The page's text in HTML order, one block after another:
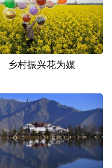
上海 江苏
福建 江西
湖北 湖南
海南
云南 西藏
青海 宁夏
乡村振兴花为媒